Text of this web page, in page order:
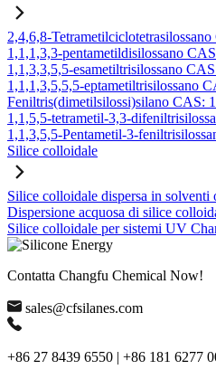
2,4,6,8-
1,1,1,3,3-pentametildisilossano
1,1,3,3,5,5-esametiltrisilossano
1,1,1,3,5,5,5-eptametiltrisilossano
Feniltris(dimetilsilossi)silano CAS:
1,1,5,5-tetrametil-3,3-
1,1,3,5,5-Pentametil-3-
Silice colloidale
Silice colloidale dispersa in
Dispersione acquosa di silice
Silice colloidale per sistemi UV
Contatta Changfu Chemical Now!
sales@cfsilanes.com
+86 27 8439 6550 | +86 181 6277